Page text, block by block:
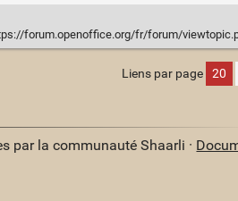
forum.openoffice.org/fr/forum/
Liens par page 20
par la communauté Shaarli ·